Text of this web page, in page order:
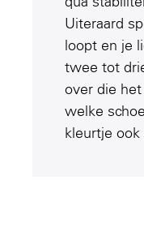
Uiteraard
loopt en je
twee tot
over die
welke
kleurtje